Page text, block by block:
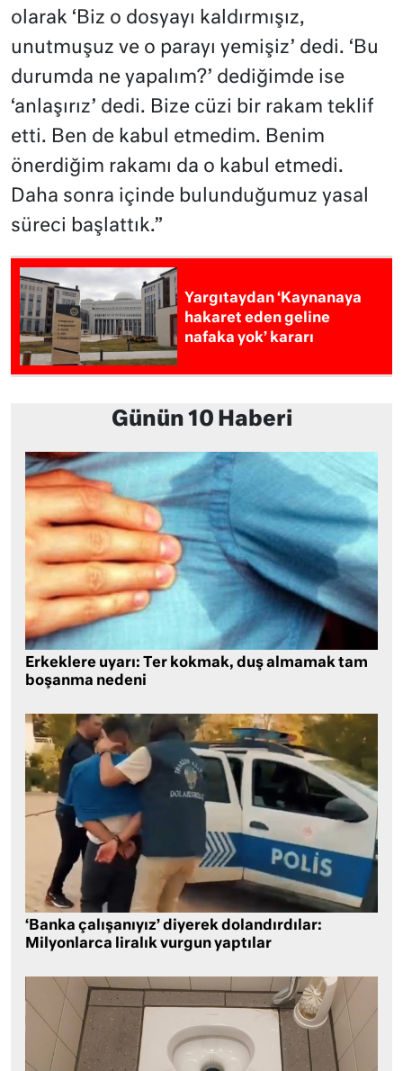
olarak ‘Biz o dosyayı kaldırmışız,
unutmuşuz ve o parayı yemişiz’ dedi. ‘Bu
durumda ne yapalım?’ dediğimde ise
‘anlaşırız’ dedi. Bize cüzi bir rakam teklif
etti. Ben de kabul etmedim. Benim
önerdiğim rakamı da o kabul etmedi.
Daha sonra içinde bulunduğumuz yasal
süreci başlattık.”
Yargıtaydan ‘Kaynanaya
hakaret eden geline
nafaka yok’ kararı
Günün 10 Haberi
Erkeklere uyarı: Ter kokmak, duş almamak tam
boşanma nedeni
‘Banka çalışanıyız’ diyerek dolandırdılar:
Milyonlarca liralık vurgun yaptılar